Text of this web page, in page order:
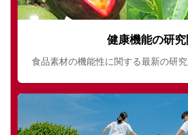
健康機能の研
食品素材の機能性に関する最新の研究